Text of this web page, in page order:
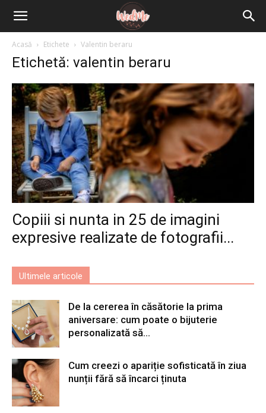
Acasă Etichete Valentin beraru
Etichetă: valentin beraru
Copiii si nunta in 25 de imagini
expresive realizate de fotografii...
Ultimele articole
De la cererea în căsătorie la prima
aniversare: cum poate o bijuterie
personalizată să...
Cum creezi o apariție sofisticată în ziua
nunții fără să încarci ținuta